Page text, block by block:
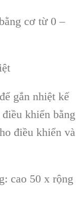
cơ từ 0 –
gắn nhiệt kế
khiển bằng
điều khiển và
cao 50 x rộng